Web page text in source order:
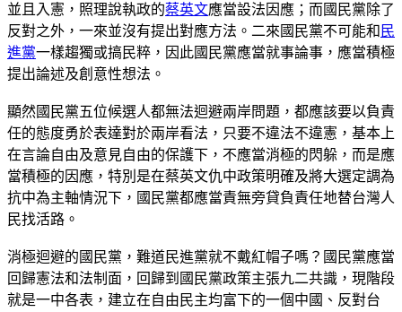
並且入憲，照理說執政的蔡英文應當設法因應；而國民黨除了
反對之外，一來並沒有提出對應方法。二來國民黨不可能和 民
進黨一樣趨獨或搞民粹，因此國民黨應當就事論事，應當積極
提出論述及創意性想法。
顯然國民黨五位候選人都無法迴避兩岸問題，都應該要以負責
任的態度勇於表達對於兩岸看法，只要不違法不違憲，基本上
在言論自由及意見自由的保護下，不應當消極的閃躲，而是應
當積極的因應，特別是在蔡英文仇中政策明確及將大選定調為
抗中為主軸情況下，國民黨都應當責無旁貸負責任地替台灣人
民找活路。
消極迴避的國民黨，難道民進黨就不戴紅帽子嗎？國民黨應當
回歸憲法和法制面，回歸到國民黨政策主張九二共識，現階段
就是一中各表，建立在自由民主均富下的一個中國、反對台